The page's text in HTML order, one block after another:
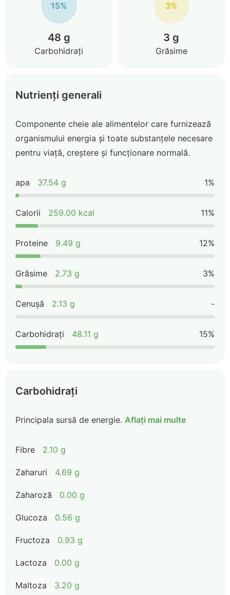
15%
48 g
Carbohidrați
3%
3 g
Grăsime
Nutrienți generali
Componente cheie ale alimentelor care furnizează
organismului energia și toate substanțele necesare
pentru viață, creștere și funcționare normală.
apa 37.54 g 1%
Calorii 259.00 kcal 11%
Proteine 9.49 g 12%
Grăsime 2.73 g 3%
Cenușă 2.13 g -
Carbohidrați 48.11 g 15%
Carbohidrați
Principala sursă de energie. Aflați mai multe
Fibre 2.10 g
Zaharuri 4.69 g
Zaharoză 0.00 g
Glucoza 0.56 g
Fructoza 0.93 g
Lactoza 0.00 g
Maltoza 3.20 g